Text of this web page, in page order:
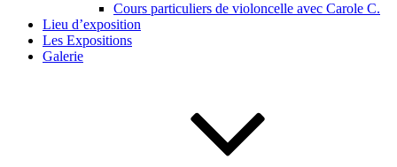
Cours particuliers de violoncelle avec Carole C.
Lieu d’exposition
Les Expositions
Galerie